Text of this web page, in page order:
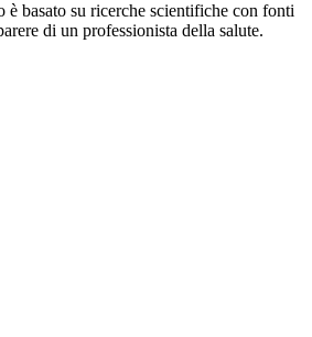
è basato su ricerche scientifiche con fonti
di un professionista della salute.